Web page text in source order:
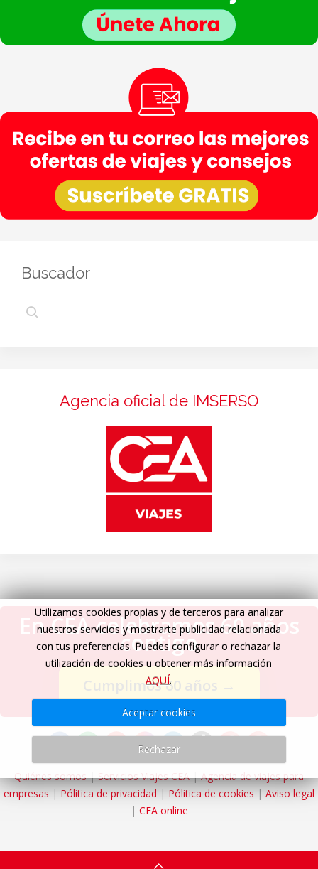
Buscador
Agencia oficial de IMSERSO
En CEA celebramos 60 años
contigo
Cumplimos 60 años →
Quiénes somos|Servicios Viajes CEA|Agencia de viajes para
empresas | Pólitica de privacidad | Pólitica de cookies | Aviso legal
| CEA online
Utilizamos cookies propias y de terceros para analizar
nuestros servicios y mostrarte publicidad relacionada
con tus preferencias. Puedes configurar o rechazar la
utilización de cookies u obtener más información
AQUÍ.
Aceptar cookies
Rechazar